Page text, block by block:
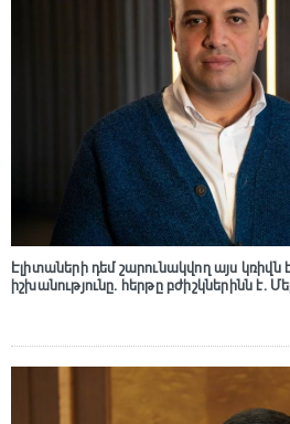
Էլիտաների դեմ շարունակվող այս կռիվն է
իշխանությունը. հերթը բժիշկներինն է.